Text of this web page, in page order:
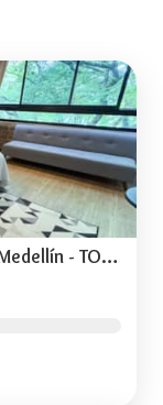
Habitación amoblada en Provenza Medellín - TOG401